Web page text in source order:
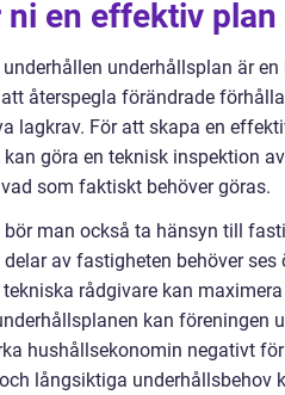
en effektiv plan
underhållsplan är
återspegla förändrade
lagkrav. För att skapa en
göra en teknisk inspektion
som faktiskt behöver göras.
man också ta hänsyn till
av fastigheten behöver ses
rådgivare kan
kan föreningen
hushållsekonomin negativt
långsiktiga underhållsbehov